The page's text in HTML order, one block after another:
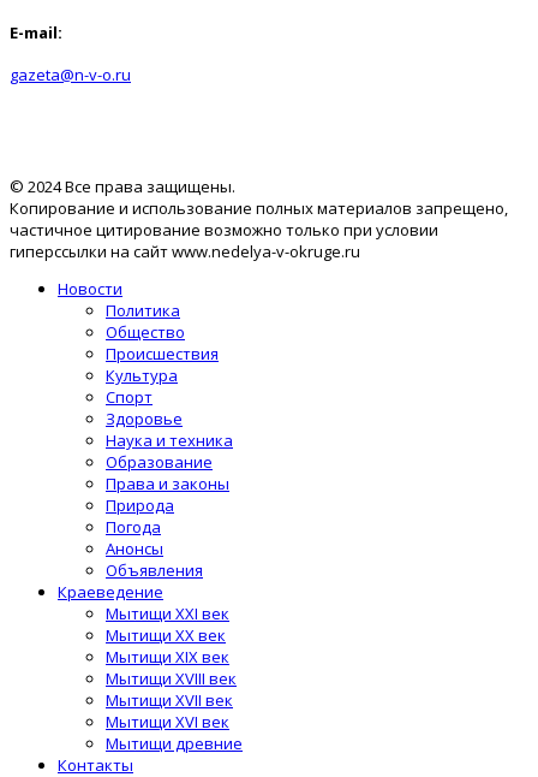
E-mail:
gazeta@n-v-o.ru
© 2024 Все права защищены.
Копирование и использование полных материалов запрещено,
частичное цитирование возможно только при условии
гиперссылки на сайт www.nedelya-v-okruge.ru
Новости
Политика
Общество
Происшествия
Культура
Спорт
Здоровье
Наука и техника
Образование
Права и законы
Природа
Погода
Анонсы
Объявления
Краеведение
Мытищи XXI век
Мытищи XX век
Мытищи XIX век
Мытищи XVIII век
Мытищи XVII век
Мытищи XVI век
Мытищи древние
Контакты